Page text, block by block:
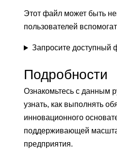
Этот файл может быть
пользователей
Запросите доступный
Подробности
Ознакомьтесь с данным
узнать, как выполнять
инновационного
поддерживающей
предприятия.